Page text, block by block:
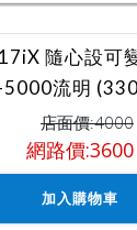
隨心設可
5000流明
店面價:4000
網路價:3600